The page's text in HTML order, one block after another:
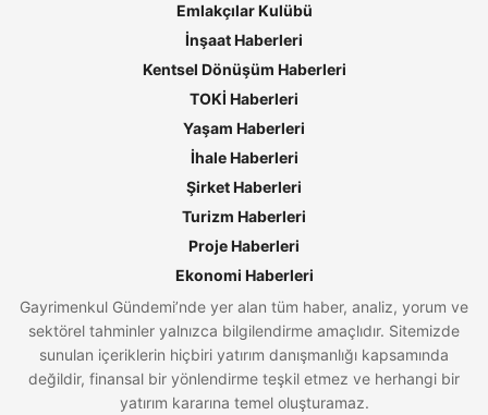
Emlakçılar Kulübü
İnşaat Haberleri
Kentsel Dönüşüm Haberleri
TOKİ Haberleri
Yaşam Haberleri
İhale Haberleri
Şirket Haberleri
Turizm Haberleri
Proje Haberleri
Ekonomi Haberleri
Gayrimenkul Gündemi’nde yer alan tüm haber, analiz, yorum ve
sektörel tahminler yalnızca bilgilendirme amaçlıdır. Sitemizde
sunulan içeriklerin hiçbiri yatırım danışmanlığı kapsamında
değildir, finansal bir yönlendirme teşkil etmez ve herhangi bir
yatırım kararına temel oluşturamaz.